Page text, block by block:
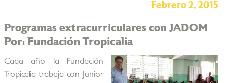
Febrero 2, 2015
Programas extracurriculares con JADOM
Por: Fundación Tropicalia
Cada año la Fundación
Tropicalia trabaja con Junior